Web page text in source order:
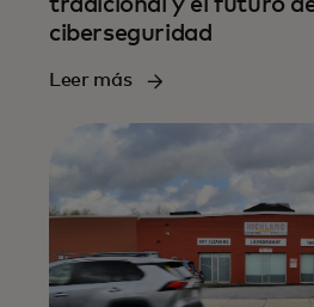
tradicional y el futuro
ciberseguridad
Leer más